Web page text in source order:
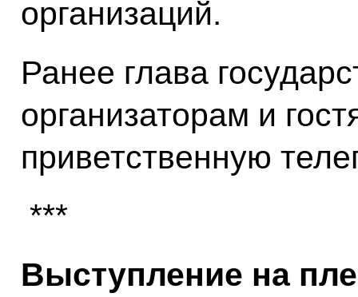
организаций.
Ранее глава
организаторам и
приветственную
***
Выступление на